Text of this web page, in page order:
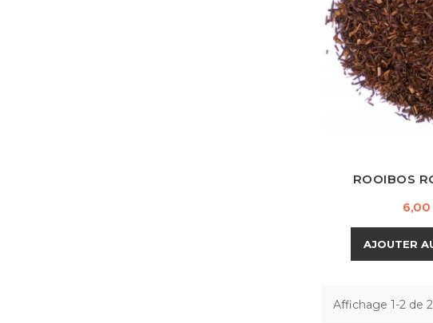
RougeVerte
ROOIBOS
Prix
AJOUTER
Affichage 1-2 de